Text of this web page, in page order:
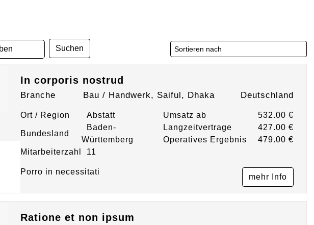
Suchen
In corporis nostrud
Branche Bau / Handwerk, Saiful, Dhaka Deutschland
Ort / Region Abstatt
Bundesland
Baden-
Württemberg
Mitarbeiterzahl
11
Umsatz ab
532.00 €
Langzeitvertrage
427.00 €
Operatives Ergebnis
479.00 €
Porro in necessitati
mehr Info
Ratione et non ipsum